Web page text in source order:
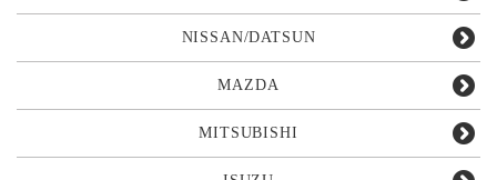
NISSAN/DATSUN
MAZDA
MITSUBISHI